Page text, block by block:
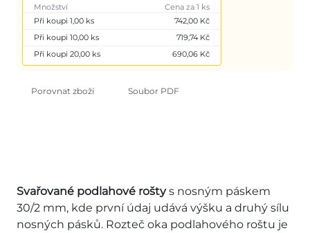
Množství
Cena za 1 ks
Při koupi 1,00 ks
742,00 Kč
Při koupi 10,00 ks
719,74 Kč
Při koupi 20,00 ks
690,06 Kč
Porovnat zboží Soubor PDF
Svařované podlahové roštys nosným páskem
30/2 mm, kde první údaj udává výšku a druhý sílu
nosných pásků. Rozteč oka podlahového roštu je